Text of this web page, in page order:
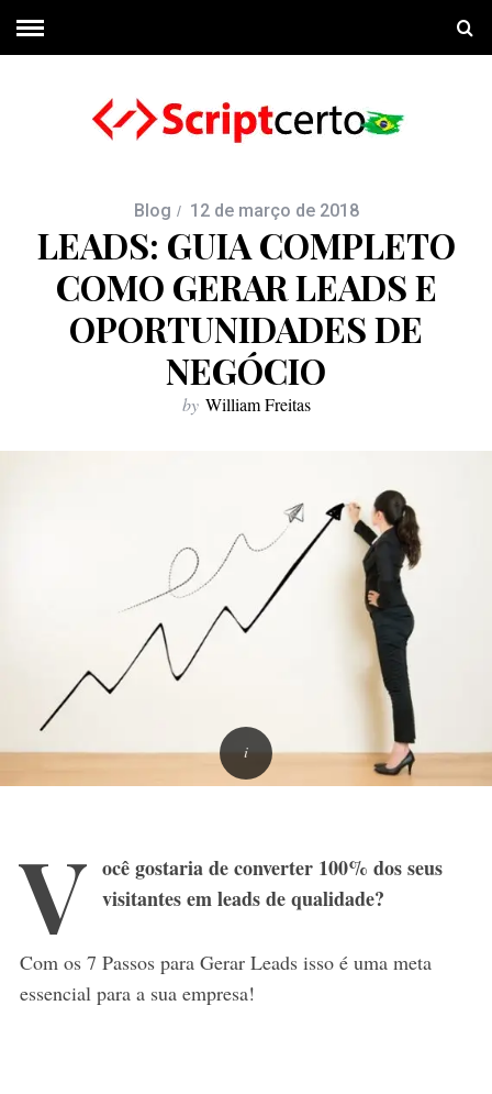
Blog 12 de março de 2018
LEADS: GUIA COMPLETO
COMO GERAR LEADS E
OPORTUNIDADES DE
NEGÓCIO
by William Freitas
V ocê gostaria de converter 100% dos seus
visitantes em leads de qualidade?
Com os 7 Passos para Gerar Leads isso é uma meta
essencial para a sua empresa!